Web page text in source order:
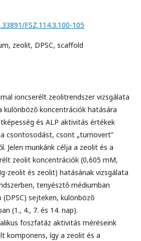
FSZ.114.3.100-105
zeolit, DPSC, scaffold
ioncserélt zeolitrendszer vizsgálata
különböző koncentrációk hatására
és ALP aktivitás értékek
csontosodást, csont „turnovert”
Jelen munkánk célja a zeolit és a
zeolit koncentrációk (0,605 mM,
zeolit és zeolit) hatásának vizsgálata
tenyésztő médiumban
sejteken, különböző
(1., 4., 7. és 14. nap).
foszfatáz aktivitás méréseink
komponens, így a zeolit és a